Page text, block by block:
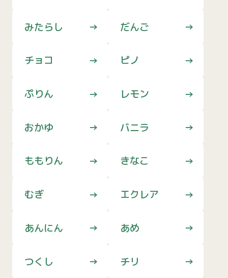
みたらし だんご
チョコ ピノ
ぷりん レモン
おかゆ バニラ
ももりん きなこ
むぎ エクレア
あんにん あめ
つくし チリ